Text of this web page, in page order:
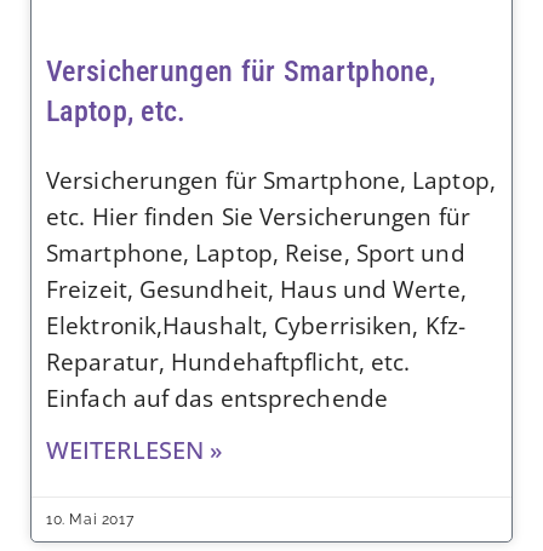
Versicherungen für Smartphone,
Laptop, etc.
Versicherungen für Smartphone, Laptop,
etc. Hier finden Sie Versicherungen für
Smartphone, Laptop, Reise, Sport und
Freizeit, Gesundheit, Haus und Werte,
Elektronik,Haushalt, Cyberrisiken, Kfz-
Reparatur, Hundehaftpflicht, etc.
Einfach auf das entsprechende
WEITERLESEN »
10. Mai 2017